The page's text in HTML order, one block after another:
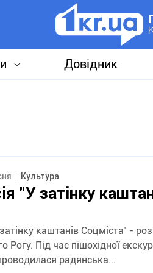
Довідник
Культура
"У затінку
каштанів Соцміста" -
Рогу. Під час пішохідної
радянська...